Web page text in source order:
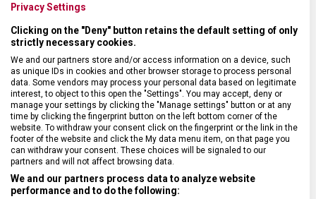
ZÁRUKA
HMOTNOST 179 g
DÉLKA ČEPELE 15 cm
TYP OSTŘÍ Rovné
Privacy Settings
Clicking on the "Deny" button retains the default setting of only
strictly necessary cookies.
We and our partners store and/or access information on a device, such
as unique IDs in cookies and other browser storage to process personal
data. Some vendors may process your personal data based on legitimate
interest, to object to this open the "Settings". You may accept, deny or
manage your settings by clicking the "Manage settings" button or at any
time by clicking the fingerprint button on the left bottom corner of the
website. To withdraw your consent click on the fingerprint or the link in the
footer of the website and click the My data menu item, on that page you
can withdraw your consent. These choices will be signaled to our
partners and will not affect browsing data.
We and our partners process data to analyze website
performance and to do the following: